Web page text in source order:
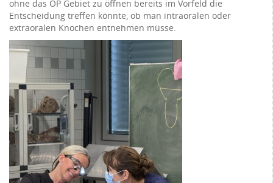
ohne das OP Gebiet zu öffnen bereits im Vorfeld die
Entscheidung treffen könnte, ob man intraoralen oder
extraoralen Knochen entnehmen müsse.